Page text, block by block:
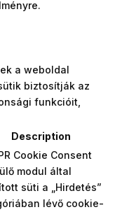
a weboldal
biztosítják az
funkcióit,
Description
Cookie Consent
modul által
süti a „Hirdetés”
lévő cookie-